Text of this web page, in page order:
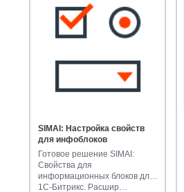
SIMAI: Настройка свойств
для инфоблоков
Готовое решение SIMAI:
Свойства для
информационных блоков для
1С-Битрикс. Расшир…